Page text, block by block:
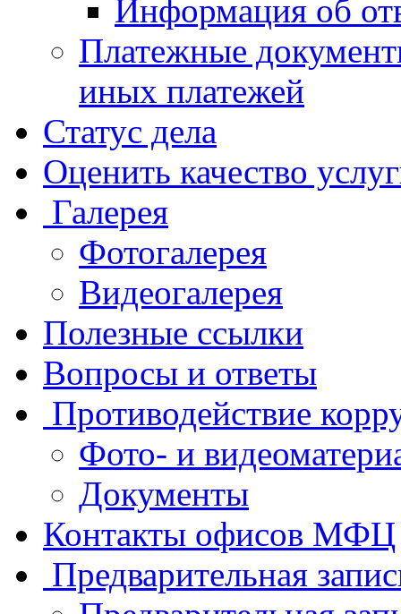
Информация об
Платежные
иных платежей
Статус дела
Оценить качество
Галерея
Фотогалерея
Видеогалерея
Полезные ссылки
Вопросы и ответы
Противодействие
Фото- и
Документы
Контакты офисов МФЦ
Предварительная